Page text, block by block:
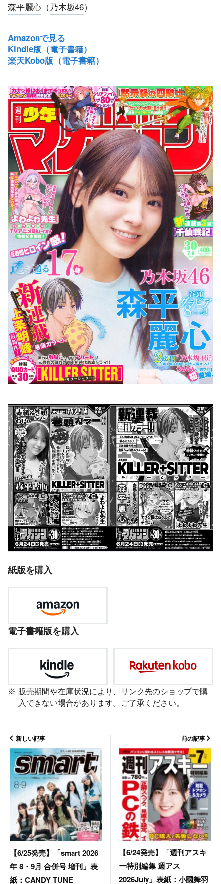
森平麗心 （乃木坂46）
Amazonで見る
Kindle版（電子書籍）
楽天Kobo版（電子書籍）
紙版を購入
電子書籍版を購入
販売期間や在庫状況により、リンク先のショップで購
入できない場合があります。ご了承ください。
新しい記事
【6/25発売】「smart 2026
年 8・9月 合併号 増刊」表
紙：CANDY TUNE
前の記事
【6/24発売】「週刊アスキ
ー特別編集 週アス
2026July」表紙：小國舞羽